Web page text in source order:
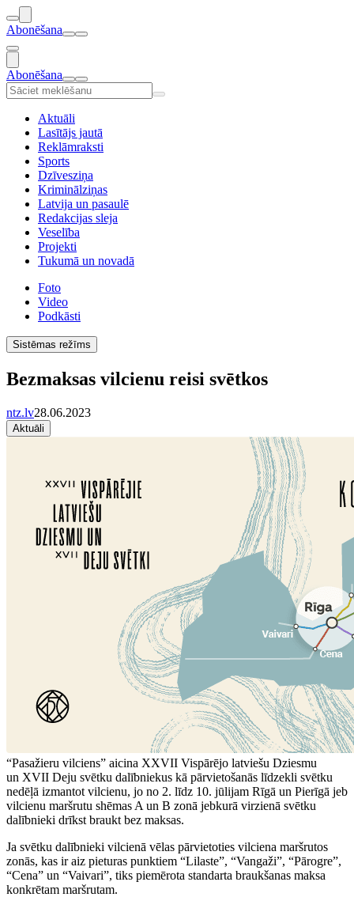
Abonēšana
Abonēšana
Aktuāli
Lasītājs jautā
Reklāmraksti
Sports
Dzīvesziņa
Kriminālziņas
Latvija un pasaulē
Redakcijas sleja
Veselība
Projekti
Tukumā un novadā
Foto
Video
Podkāsti
Sistēmas režīms
Bezmaksas vilcienu reisi svētkos
ntz.lv28.06.2023
Aktuāli
“Pasažieru vilciens” aicina XXVII Vispārējo latviešu Dziesmu
un XVII Deju svētku dalībniekus kā pārvietošanās līdzekli svētku
nedēļā izmantot vilcienu, jo no 2. līdz 10. jūlijam Rīgā un Pierīgā jeb
vilcienu maršrutu shēmas A un B zonā jebkurā virzienā svētku
dalībnieki drīkst braukt bez maksas.
Ja svētku dalībnieki vilcienā vēlas pārvietoties vilciena maršrutos
zonās, kas ir aiz pieturas punktiem “Lilaste”, “Vangaži”, “Pārogre”,
“Cena” un “Vaivari”, tiks piemērota standarta braukšanas maksa
konkrētam maršrutam.